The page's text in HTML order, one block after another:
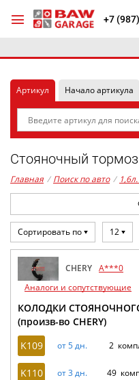
+7
Артикул Начало артикула
Стояночный
Главная / Поиск по авто /
Сортировать по 12
CHERY A***0
Аналоги и сопутствующие
КОЛОДКИ
(произв-во CHERY)
K109
от 5 дн. 2
K110 от 3 дн. 49